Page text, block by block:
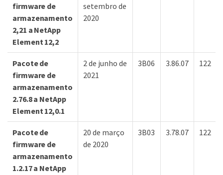
firmware de
armazenamento
2,21 a NetApp
Element 12,2
setembro de
2020
Pacote de
firmware de
armazenamento
2.76.8 a NetApp
Element 12,0.1
2 de junho de
2021
3B06 3.86.07 122
Pacote de
firmware de
armazenamento
1.2.17 a NetApp
20 de março
de 2020
3B03 3.78.07 122